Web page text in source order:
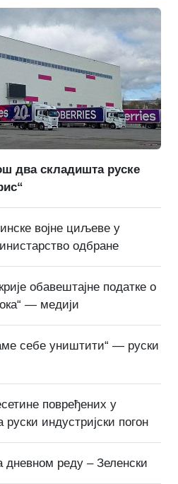
два складишта руске
војне циљеве у
одбране
обавештајне податке о
— медији
себе уништити“ — руски
повређених у
руски индустријски погон
дневном реду – Зеленски